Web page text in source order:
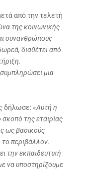
από την τελετή
της κοινωνικής
συνανθρώπους
διαθέτει από
μια
δήλωσε: «Αυτή η
της εταιρίας
ως βασικούς
περιβάλλον.
την εκπαιδευτική
να υποστηρίζουμε